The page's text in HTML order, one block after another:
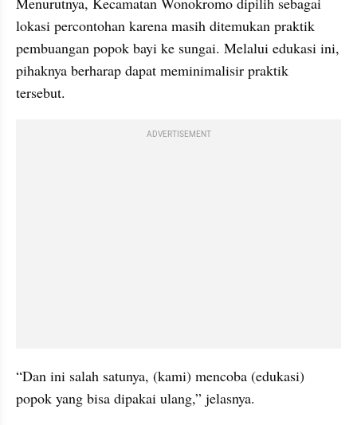
lokasi percontohan karena masih ditemukan praktik
pembuangan popok bayi ke sungai. Melalui edukasi ini,
pihaknya berharap dapat meminimalisir praktik
tersebut.
ADVERTISEMENT
“Dan ini salah satunya, (kami) mencoba (edukasi)
popok yang bisa dipakai ulang,” jelasnya.